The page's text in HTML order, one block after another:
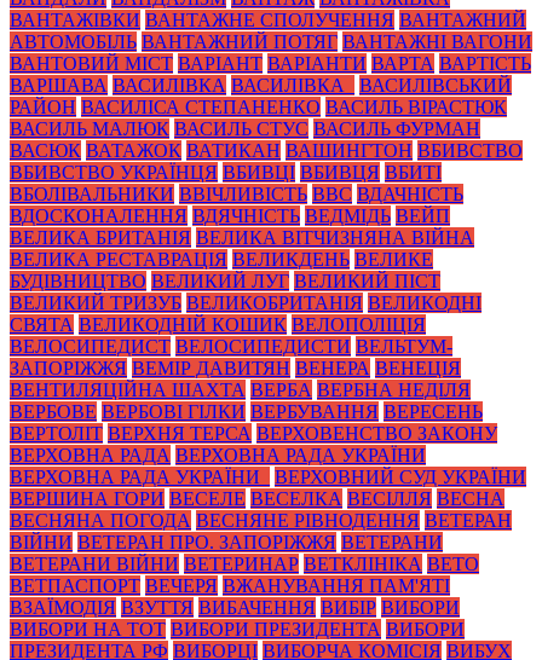
ВАНТАЖІВКИ ВАНТАЖНЕ СПОЛУЧЕННЯ ВАНТАЖНИЙ
АВТОМОБІЛЬ ВАНТАЖНИЙ ПОТЯГ ВАНТАЖНІ ВАГОНИ
ВАНТОВИЙ МІСТ ВАРІАНТ ВАРІАНТИ ВАРТА ВАРТІСТЬ
ВАРШАВА ВАСИЛІВКА ВАСИЛІВКА_
ВАСИЛІВСЬКИЙ
РАЙОН ВАСИЛІСА СТЕПАНЕНКО ВАСИЛЬ ВІРАСТЮК
ВАСИЛЬ МАЛЮК ВАСИЛЬ СТУС ВАСИЛЬ ФУРМАН
ВАСЮК ВАТАЖОК ВАТИКАН ВАШИНГТОН ВБИВСТВО
ВБИВСТВО УКРАЇНЦЯ ВБИВЦІ ВБИВЦЯ ВБИТІ
ВБОЛІВАЛЬНИКИ ВВІЧЛИВІСТЬ ВВС ВДАЧНІСТЬ
ВДОСКОНАЛЕННЯ ВДЯЧНІСТЬ ВЕДМІДЬ ВЕЙП
ВЕЛИКА БРИТАНІЯ ВЕЛИКА ВІТЧИЗНЯНА ВІЙНА
ВЕЛИКА РЕСТАВРАЦІЯ ВЕЛИКДЕНЬ ВЕЛИКЕ
БУДІВНИЦТВО ВЕЛИКИЙ ЛУГ ВЕЛИКИЙ ПІСТ
ВЕЛИКИЙ ТРИЗУБ ВЕЛИКОБРИТАНІЯ ВЕЛИКОДНІ
СВЯТА ВЕЛИКОДНІЙ КОШИК ВЕЛОПОЛІЦІЯ
ВЕЛОСИПЕДИСТ ВЕЛОСИПЕДИСТИ ВЕЛЬТУМ-
ЗАПОРІЖЖЯ ВЕМІР ДАВИТЯН ВЕНЕРА ВЕНЕЦІЯ
ВЕНТИЛЯЦІЙНА ШАХТА ВЕРБА ВЕРБНА НЕДІЛЯ
ВЕРБОВЕ ВЕРБОВІ ГІЛКИ ВЕРБУВАННЯ ВЕРЕСЕНЬ
ВЕРТОЛІТ ВЕРХНЯ ТЕРСА ВЕРХОВЕНСТВО ЗАКОНУ
ВЕРХОВНА РАДА ВЕРХОВНА РАДА УКРАЇНИ
ВЕРХОВНА РАДА УКРАЇНИ_
ВЕРХОВНИЙ СУД УКРАЇНИ
ВЕРШИНА ГОРИ ВЕСЕЛЕ ВЕСЕЛКА ВЕСІЛЛЯ ВЕСНА
ВЕСНЯНА ПОГОДА ВЕСНЯНЕ РІВНОДЕННЯ ВЕТЕРАН
ВІЙНИ ВЕТЕРАН ПРО. ЗАПОРІЖЖЯ ВЕТЕРАНИ
ВЕТЕРАНИ ВІЙНИ ВЕТЕРИНАР ВЕТКЛІНІКА ВЕТО
ВЕТПАСПОРТ ВЕЧЕРЯ ВЖАНУВАННЯ ПАМ'ЯТІ
ВЗАЇМОДІЯ ВЗУТТЯ ВИБАЧЕННЯ ВИБІР ВИБОРИ
ВИБОРИ НА ТОТ ВИБОРИ ПРЕЗИДЕНТА ВИБОРИ
ПРЕЗИДЕНТА РФ ВИБОРЦІ ВИБОРЧА КОМІСІЯ ВИБУХ